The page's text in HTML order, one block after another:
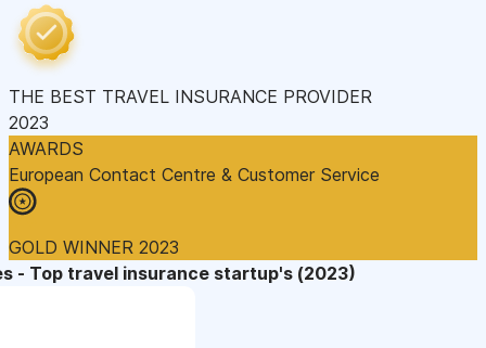
THE BEST TRAVEL INSURANCE PROVIDER
2023
AWARDS
European Contact Centre & Customer Service
GOLD WINNER 2023
- Top travel insurance startup's (2023)